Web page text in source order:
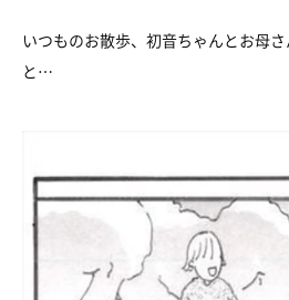
いつものお散歩、初音ちゃんとお母
と…